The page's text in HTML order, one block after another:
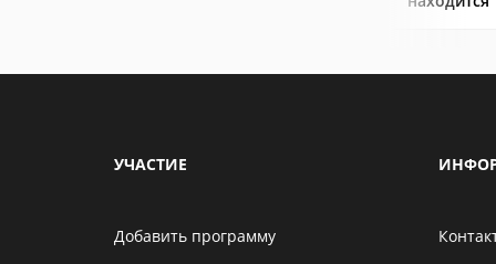
УЧАСТИЕ
Добавить программу